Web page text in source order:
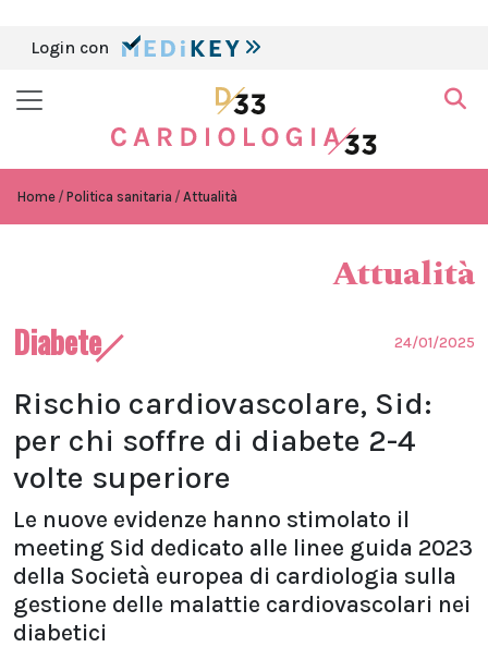
Login con
Home Politica sanitaria Attualità
Attualità
Diabete 24/01/2025
Rischio cardiovascolare, Sid:
per chi soffre di diabete 2-4
volte superiore
Le nuove evidenze hanno stimolato il
meeting Sid dedicato alle linee guida 2023
della Società europea di cardiologia sulla
gestione delle malattie cardiovascolari nei
diabetici